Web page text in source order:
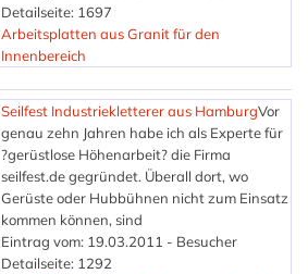
Detailseite: 1697
Arbeitsplatten aus Granit für den
Innenbereich
Seilfest Industriekletterer aus HamburgVor
genau zehn Jahren habe ich als Experte für
?gerüstlose Höhenarbeit? die Firma
seilfest.de gegründet. Überall dort, wo
Gerüste oder Hubbühnen nicht zum Einsatz
kommen können, sind
Eintrag vom: 19.03.2011 - Besucher
Detailseite: 1292